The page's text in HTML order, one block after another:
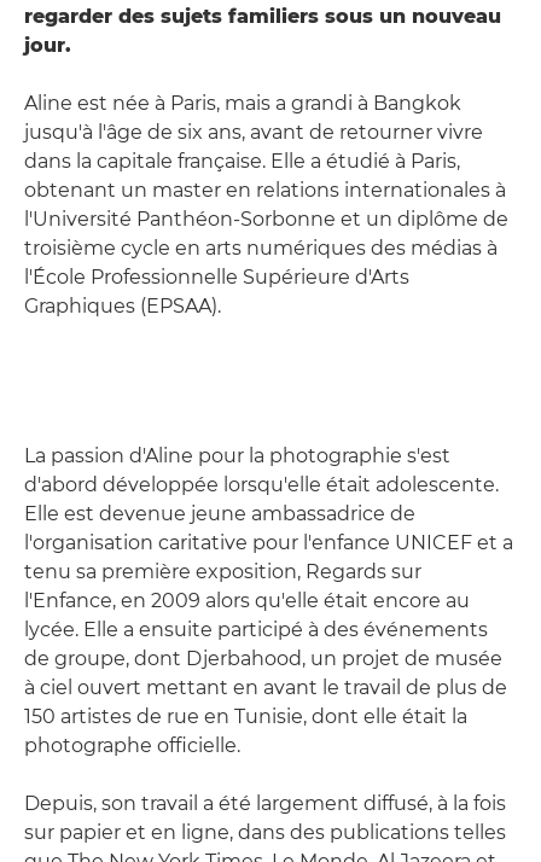
regarder des sujets familiers sous un nouveau
jour.
Aline est née à Paris, mais a grandi à Bangkok
jusqu'à l'âge de six ans, avant de retourner vivre
dans la capitale française. Elle a étudié à Paris,
obtenant un master en relations internationales à
l'Université Panthéon-Sorbonne et un diplôme de
troisième cycle en arts numériques des médias à
l'École Professionnelle Supérieure d'Arts
Graphiques (EPSAA).
La passion d'Aline pour la photographie s'est
d'abord développée lorsqu'elle était adolescente.
Elle est devenue jeune ambassadrice de
l'organisation caritative pour l'enfance UNICEF et a
tenu sa première exposition, Regards sur
l'Enfance, en 2009 alors qu'elle était encore au
lycée. Elle a ensuite participé à des événements
de groupe, dont Djerbahood, un projet de musée
à ciel ouvert mettant en avant le travail de plus de
150 artistes de rue en Tunisie, dont elle était la
photographe officielle.
Depuis, son travail a été largement diffusé, à la fois
sur papier et en ligne, dans des publications telles